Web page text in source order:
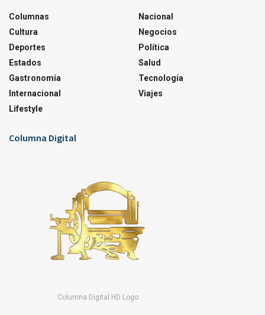
Columnas
Cultura
Deportes
Estados
Gastronomía
Internacional
Lifestyle
Nacional
Negocios
Política
Salud
Tecnología
Viajes
Columna Digital
Columna Digital HD Logo